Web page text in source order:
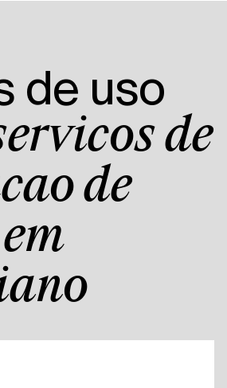
de uso
de
de